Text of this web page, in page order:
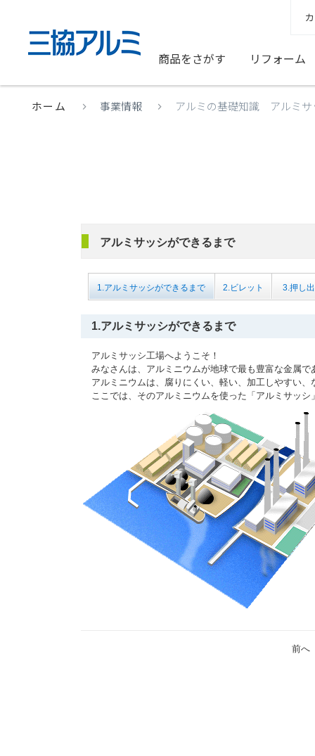
商品をさがす リフォーム
ホーム 事業情報 アルミの基礎知識 アルミサ
アルミサッシができるまで
1.アルミサッシができるまで 2.ビレット 3.押し
1.アルミサッシができるまで
アルミサッシ工場へようこそ！
みなさんは、アルミニウムが地球で最も豊富な金属
アルミニウムは、腐りにくい、軽い、加工しやすい
ここでは、そのアルミニウムを使った「アルミサッ
前へ